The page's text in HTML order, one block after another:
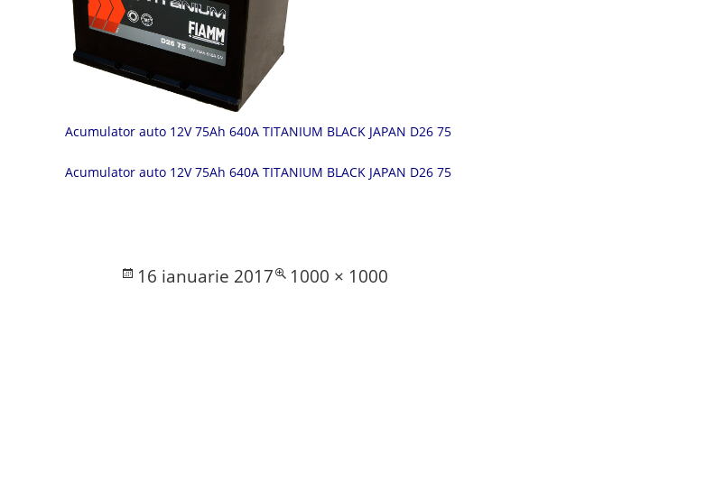
Acumulator auto 12V 75Ah 640A TITANIUM BLACK JAPAN D26 75
Acumulator auto 12V 75Ah 640A TITANIUM BLACK JAPAN D26 75
Posted
16 ianuarie 2017
Full
1000 × 1000